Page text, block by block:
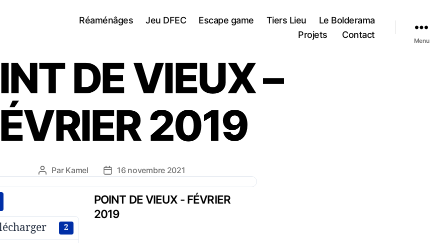
Réaménâges Jeu DFEC Escape game Tiers Lieu
Le Bolderama
Projets
Contact
Menu
DE VIEUX –
2019
Auteur
Par Kamel
Date
l’article
16 novembre 2021
2
POINT DE VIEUX - FÉVRIER
2019